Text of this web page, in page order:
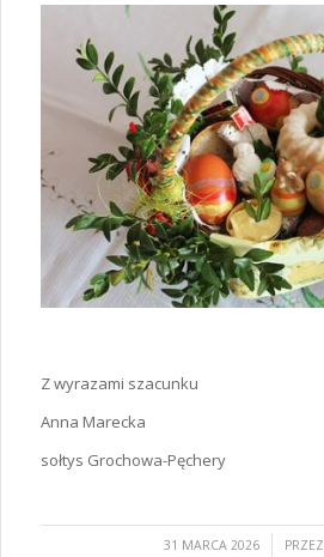
Z wyrazami szacunku
Anna Marecka
sołtys Grochowa-Pęchery
31 MARCA 2026
/ PRZEZ